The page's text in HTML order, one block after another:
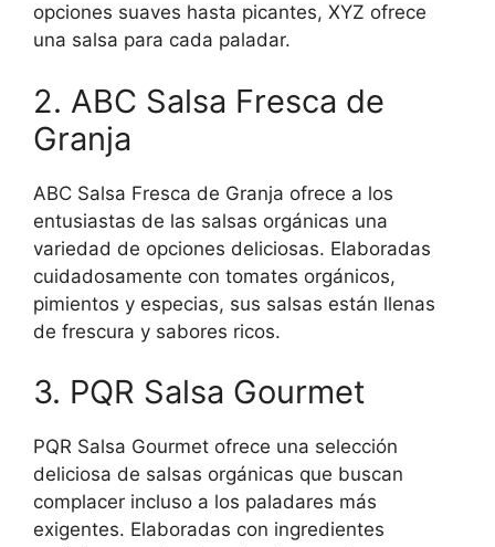
opciones suaves hasta picantes, XYZ ofrece
una salsa para cada paladar.
2. ABC Salsa Fresca de
Granja
ABC Salsa Fresca de Granja ofrece a los
entusiastas de las salsas orgánicas una
variedad de opciones deliciosas. Elaboradas
cuidadosamente con tomates orgánicos,
pimientos y especias, sus salsas están llenas
de frescura y sabores ricos.
3. PQR Salsa Gourmet
PQR Salsa Gourmet ofrece una selección
deliciosa de salsas orgánicas que buscan
complacer incluso a los paladares más
exigentes. Elaboradas con ingredientes